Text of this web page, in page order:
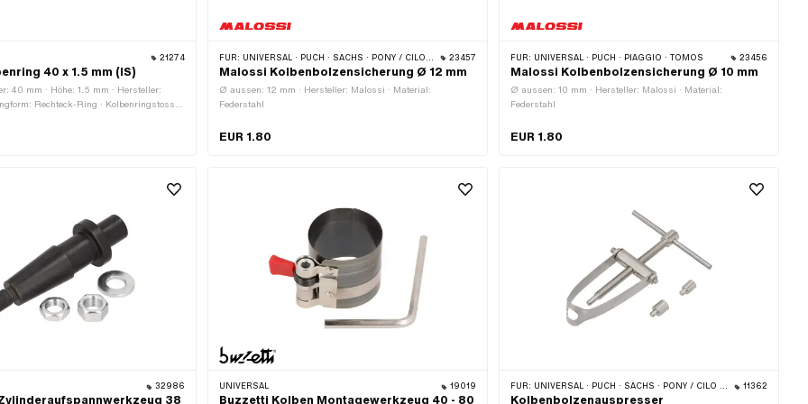
21274
40 x 1.5 mm (IS)
40 mm · Höhe: 1.5 mm · Hersteller:
Rechteck-Ring · Kolbenringstoss:
FÜR: UNIVERSAL · PUCH · SACHS · PONY / CILO (BETA 521 & 512) · PIAGGIO · SOLEX · TOMOS · BYE BIKE · ALPA CHOPPER / TURBO · CILO · DKW · FANTIC · GARELLI · HONDA · HERCULES · ILO / JLO · KREIDLER · MALAGUTI · MBK / MOTOBÉCANE · MIELE · SUZUKI · MONARK · PEUGEOT · VICTORIA · YAMAHA 23457
Malossi Kolbenbolzensicherung Ø 12 mm
Ø aussen: 12 mm · Hersteller: Malossi · Material:
Federstahl
EUR 1.80
FÜR: UNIVERSAL · PUCH · PIAGGIO · TOMOS 23456
Malossi Kolbenbolzensicherung Ø 10 mm
Ø aussen: 10 mm · Hersteller: Malossi · Material:
Federstahl
EUR 1.80
32986
38
UNIVERSAL 19019
Buzzetti Kolben Montagewerkzeug 40 - 80
FÜR: UNIVERSAL · PUCH · SACHS · PONY / CILO (BETA 521 & 512) · ZÜNDAPP BELMONDO · SOLEX · TOMOS · BYE BIKE · ALPA CHOPPER / TURBO · CILO · DKW · FANTIC · GARELLI · HONDA · HERCULES · ILO / JLO · KREIDLER · MALAGUTI · MBK / MOTOBÉCANE · MIELE · SUZUKI · MONARK · PEUGEOT · VICTORIA · YAMAHA · ZÜNDAPP · FRANCO MORINI 11362
Kolbenbolzenauspresser